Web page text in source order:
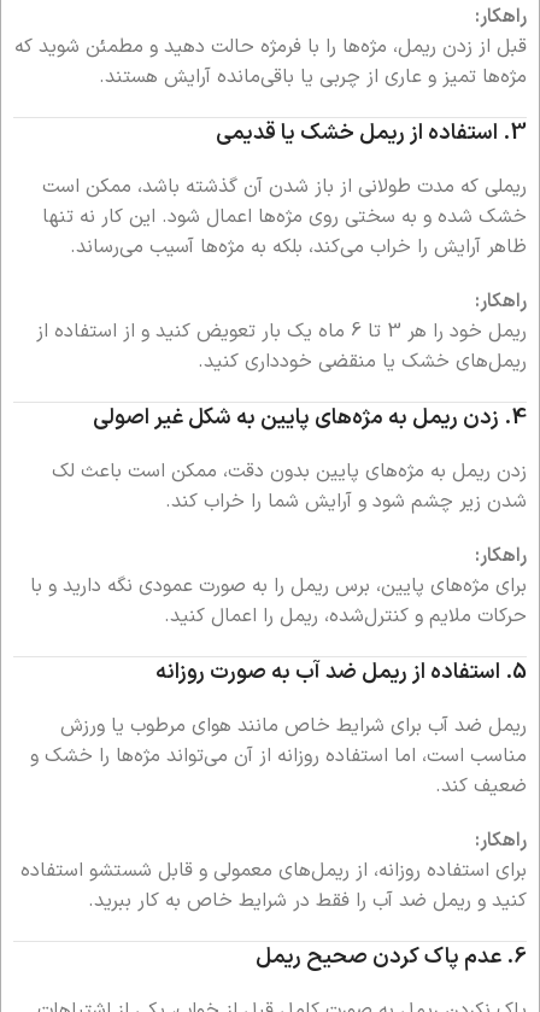
راهکار:
قبل از زدن ریمل، مژه‌ها را با فرمژه حالت دهید و مطمئن شوید که
مژه‌ها تمیز و عاری از چربی یا باقی‌مانده آرایش هستند.
3. استفاده از ریمل خشک یا قدیمی
ریملی که مدت طولانی از باز شدن آن گذشته باشد، ممکن است
خشک شده و به سختی روی مژه‌ها اعمال شود. این کار نه تنها
ظاهر آرایش را خراب می‌کند، بلکه به مژه‌ها آسیب می‌رساند.
راهکار:
ریمل خود را هر 3 تا 6 ماه یک بار تعویض کنید و از استفاده از
ریمل‌های خشک یا منقضی خودداری کنید.
4. زدن ریمل به مژه‌های پایین به شکل غیر اصولی
زدن ریمل به مژه‌های پایین بدون دقت، ممکن است باعث لک
شدن زیر چشم شود و آرایش شما را خراب کند.
راهکار:
برای مژه‌های پایین، برس ریمل را به صورت عمودی نگه دارید و با
حرکات ملایم و کنترل‌شده، ریمل را اعمال کنید.
5. استفاده از ریمل ضد آب به صورت روزانه
ریمل ضد آب برای شرایط خاص مانند هوای مرطوب یا ورزش
مناسب است، اما استفاده روزانه از آن می‌تواند مژه‌ها را خشک و
ضعیف کند.
راهکار:
برای استفاده روزانه، از ریمل‌های معمولی و قابل شستشو استفاده
کنید و ریمل ضد آب را فقط در شرایط خاص به کار ببرید.
6. عدم پاک کردن صحیح ریمل